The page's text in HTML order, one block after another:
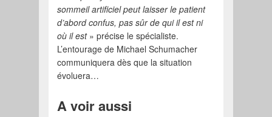
sommeil artificiel peut laisser le patient
d’abord confus, pas sûr de qui il est ni
où il est» précise le spécialiste.
L’entourage de Michael Schumacher
communiquera dès que la situation
évoluera…
A voir aussi